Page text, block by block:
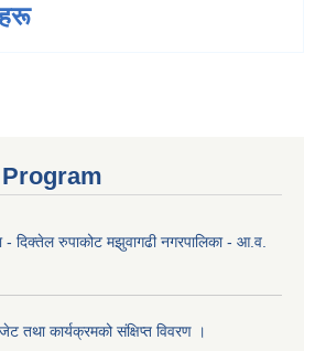
- दिक्तेल रुपाकोट मझुवागढी नगरपालिका - आ.व.
कार्यक्रमको संक्षिप्त विवरण ।